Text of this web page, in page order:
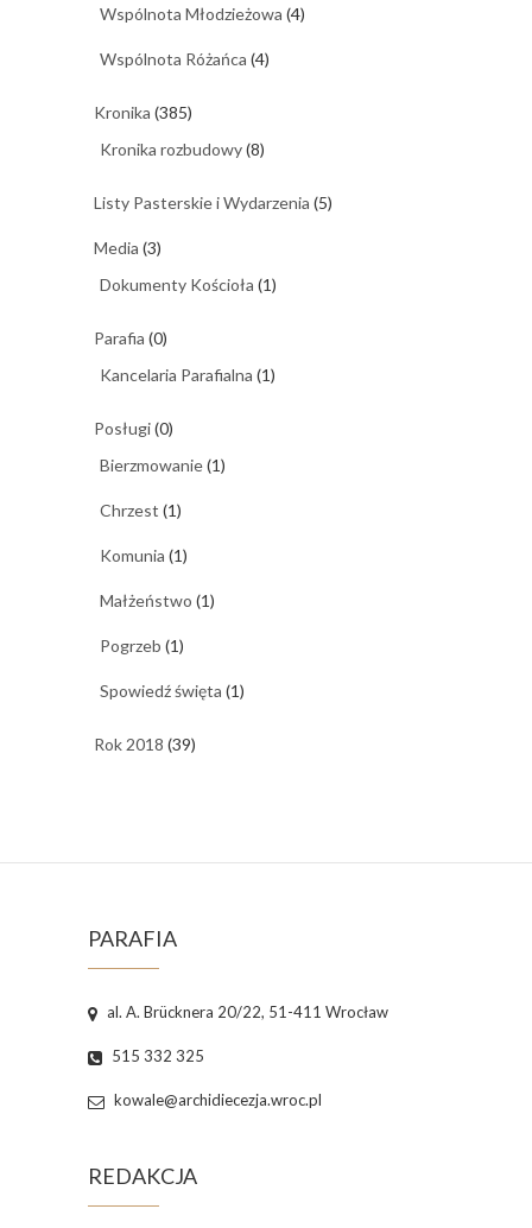
Wspólnota Młodzieżowa (4)
Wspólnota Różańca (4)
Kronika (385)
Kronika rozbudowy(8)
Listy Pasterskie i Wydarzenia (5)
Media (3)
Dokumenty Kościoła (1)
Parafia (0)
Kancelaria Parafialna (1)
Posługi(0)
Bierzmowanie(1)
Chrzest (1)
Komunia (1)
Małżeństwo (1)
Pogrzeb (1)
Spowiedź święta (1)
Rok 2018 (39)
PARAFIA
al. A. Brücknera 20/22, 51-411 Wrocław
515 332 325
kowale@archidiecezja.wroc.pl
REDAKCJA